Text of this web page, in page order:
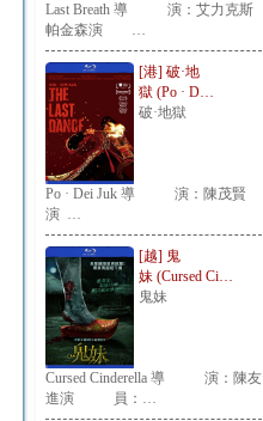
Last Breath 導 演：艾力克斯
帕金森演 …
[港] 破·地
獄 (Po · D…
破·地獄
Po · Dei Juk 導 演：陳茂賢
演 …
[越] 鬼
妹 (Cursed Ci…
鬼妹
Cursed Cinderella 導 演：陳友
進演 員：…